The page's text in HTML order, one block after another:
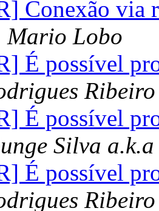
Conexão via
Mario Lobo
É possível
Ribeiro
É possível
Silva
É possível
Ribeiro